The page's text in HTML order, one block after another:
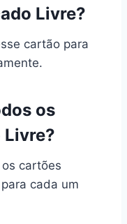
Livre?
cartão para
os
cartões
cada um